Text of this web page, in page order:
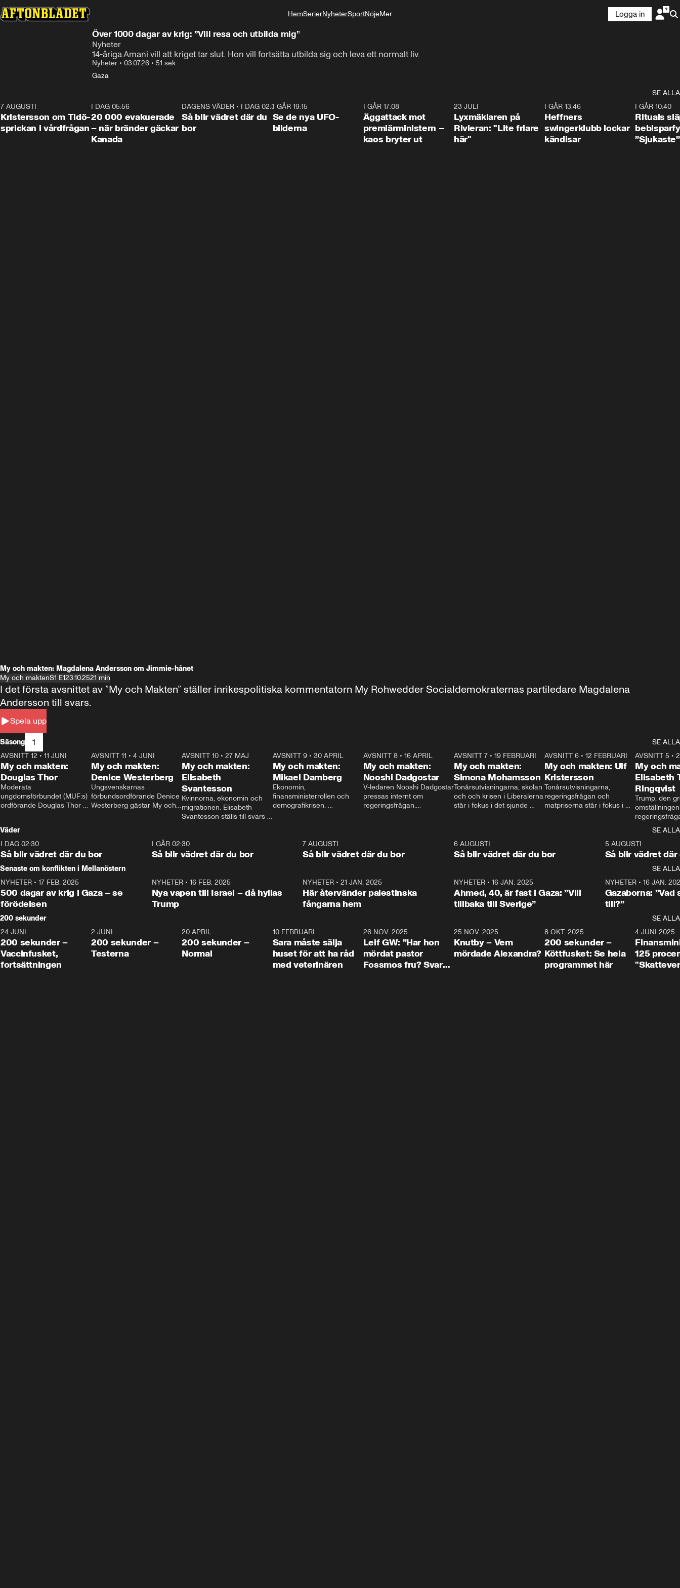
HemSerierNyheterSportNöjeMer
Logga in
Över 1000 dagar av krig: ”Vill resa och utbilda mig”
Nyheter
14-åriga Amani vill att kriget tar slut. Hon vill fortsätta utbilda sig och leva ett normalt liv.
Nyheter • 03.07.26 • 51 sek
Gaza
SE ALLA
7 AUGUSTI
Kristersson om Tidö-
sprickan i vårdfrågan
I DAG 05:56
20 000 evakuerade
– när bränder gäckar
Kanada
1:06
DAGENS VÄDER • I DAG 02:30
Så blir vädret där du
bor
I GÅR 19:15
Se de nya UFO-
bilderna
I GÅR 17:08
Äggattack mot
premiärministern –
kaos bryter ut
23 JULI
Lyxmäklaren på
Rivieran: "Lite friare
här"
I GÅR 13:46
Heffners
swingerklubb lockar
kändisar
I GÅR 10:40
Rituals
”Sjukaste”
My och makten: Magdalena Andersson om Jimmie-hånet
My och maktenS1 E123.10.2521 min
Spela upp
I det första avsnittet av ”My och Makten” ställer inrikespolitiska kommentatorn My Rohwedder Socialdemokraternas partiledare Magdalena
Andersson till svars.
Säsong 1
SE ALLA
26:27
AVSNITT 12 • 11 JUNI
My och makten:
Douglas Thor
Moderata
ungdomsförbundet (MUF:s)
ordförande Douglas Thor
tonårsutvisningarna och hur
Moderaterna ska locka
väljare till valet i höst.
23:40
AVSNITT 11 •4 JUNI
My och makten:
Denice Westerberg
Ungsvenskarnas
förbundsordförande Denice
Westerberg gästar My och
AVSNITT 10 •27 MAJ
My och makten:
Elisabeth
Svantesson
Kvinnorna, ekonomin och
migrationen. Elisabeth
Svantesson ställs till svars
AVSNITT 9• 30 APRIL
My och makten:
Mikael Damberg
Ekonomin,
finansministerrollen och
demografikrisen.
och Makten.
AVSNITT 8• 16 APRIL
My och makten:
Nooshi Dadgostar
V-ledaren Nooshi Dadgostar
pressas internt om
regeringsfrågan.
– Vi ställer upp i val. Ska vi
vara med så sitter vi förstås
24:30
AVSNITT 7• 19 FEBRUARI
My och makten:
Simona Mohamsson
Tonårsutvisningarna, skolan
och och krisen i Liberalerna
står i fokus i det sjunde
kommentator My
Rohwedder ställer
utbildnings- och
Mohamsson till svars.
27:30
AVSNITT 6 •12 FEBRUARI
My och makten: Ulf
Kristersson
Tonårsutvisningarna,
regeringsfrågan och
matpriserna står i fokus i
Rohwedder ställer
statsminister Ulf Kristersson
AVSNITT 5 •
My och
Elisabeth
Ringqvist
Trump, den
centrum i
avsnittet av
Makten”. Se
Aftonbladets
Rohwedder
Thand Ring
Väder
SE ALLA
I DAG 02:30
Så blir vädret där du bor
1:06
I GÅR 02:30
Så blir vädret där du bor
7 AUGUSTI
Så blir vädret där du bor
6 AUGUSTI
Så blir vädret där du bor
5 AUGUSTI
Så blir vädret där
Senaste om konflikten i Mellanöstern
SE ALLA
NYHETER • 17 FEB. 2025
500 dagar av krig i Gaza – se
förödelsen
NYHETER• 16 FEB. 2025
Nya vapen till Israel – då hyllas
Trump
NYHETER •21 JAN. 2025
Här återvänder palestinska
fångarna hem
NYHETER• 16 JAN. 2025
Ahmed, 40, är fast i Gaza: ”Vill
tillbaka till Sverige”
NYHETER• 16 JAN.
Gazaborna:
till?”
200 sekunder
SE ALLA
5:00
24 JUNI
200 sekunder –
Vaccinfusket,
fortsättningen
4:23
2 JUNI
200 sekunder –
Testerna
20 APRIL
200 sekunder –
Normal
10 FEBRUARI
Sara måste sälja
huset för att ha råd
med veterinären
26 NOV. 2025
Leif GW: ”Har hon
mördat pastor
Fossmos fru? Svar
31:05
25 NOV. 2025
Knutby – Vem
mördade Alexandra?
4:29
8 OKT. 2025
200 sekunder –
Köttfusket: Se hela
programmet här
4 JUNI 2025
125